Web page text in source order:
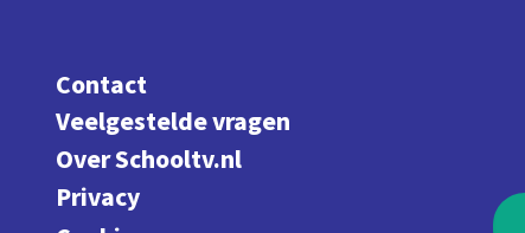
Contact
Veelgestelde vragen
Over Schooltv.nl
Privacy